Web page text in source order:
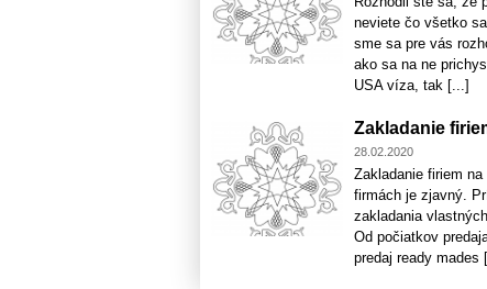
neviete čo všetko
sme sa pre vás
ako sa na ne
USA víza, tak [...]
Zakladanie
28.02.2020
Zakladanie firiem
firmách je zjavný.
zakladania
Od počiatkov
predaj ready mades